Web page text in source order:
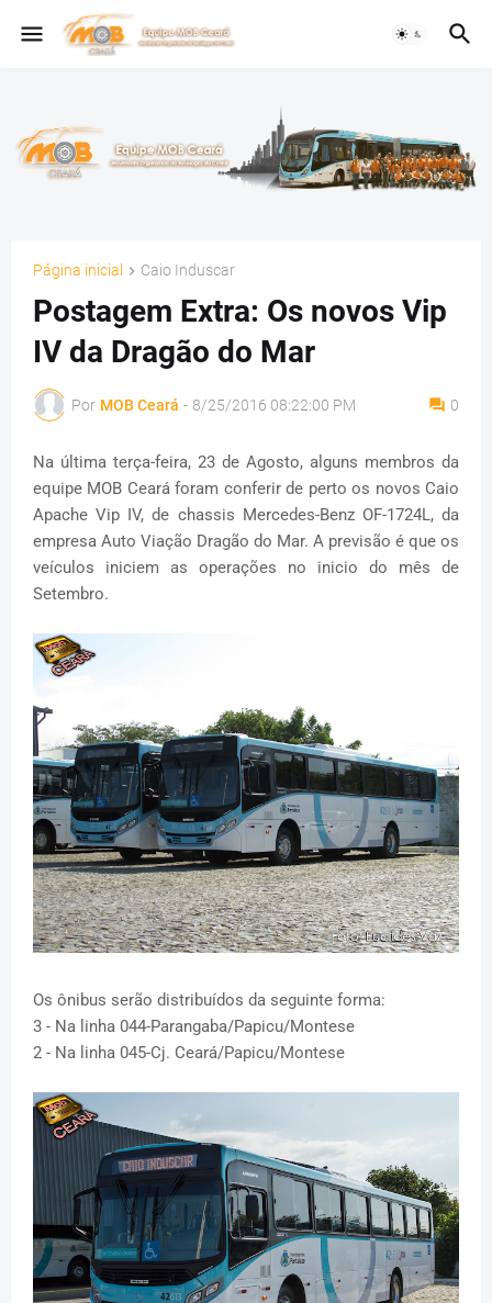
Página inicial Caio Induscar
Postagem Extra: Os novos Vip
IV da Dragão do Mar
Por MOB Ceará - 8/25/2016 08:22:00 PM 0
Na última terça-feira, 23 de Agosto, alguns membros da
equipe MOB Ceará foram conferir de perto os novos Caio
Apache Vip IV, de chassis Mercedes-Benz OF-1724L, da
empresa Auto Viação Dragão do Mar. A previsão é que os
veículos iniciem as operações no inicio do mês de
Setembro.
Os ônibus serão distribuídos da seguinte forma:
3 - Na linha 044-Parangaba/Papicu/Montese
2 - Na linha 045-Cj. Ceará/Papicu/Montese